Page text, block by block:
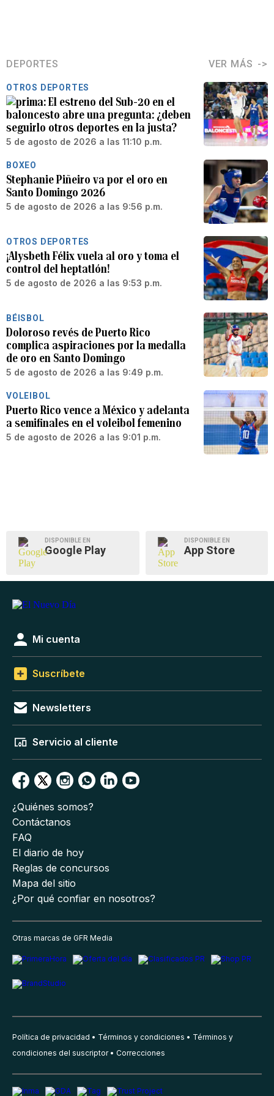
DEPORTES VER MÁS
OTROS DEPORTES
El estreno del Sub-20 en el
baloncesto abre una pregunta: ¿deben
seguirlo otros deportes en la justa?
5 de agosto de 2026 a las 11:10 p.m.
BOXEO
Stephanie Piñeiro va por el oro en
Santo Domingo 2026
5 de agosto de 2026 a las 9:56 p.m.
OTROS DEPORTES
¡Alysbeth Félix vuela al oro y toma el
control del heptatlón!
5 de agosto de 2026 a las 9:53 p.m.
BÉISBOL
Doloroso revés de Puerto Rico
complica aspiraciones por la medalla
de oro en Santo Domingo
5 de agosto de 2026 a las 9:49 p.m.
VOLEIBOL
Puerto Rico vence a México y adelanta
a semifinales en el voleibol femenino
5 de agosto de 2026 a las 9:01 p.m.
DISPONIBLE EN
Google Play
DISPONIBLE EN
App Store
Mi cuenta
Suscríbete
Newsletters
Servicio al cliente
¿Quiénes somos?
Contáctanos
FAQ
El diario de hoy
Reglas de concursos
Mapa del sitio
¿Por qué confiar en nosotros?
Otras marcas de GFR Media
Política de privacidad Términos y condiciones
Términos y
condiciones del suscriptor
Correcciones